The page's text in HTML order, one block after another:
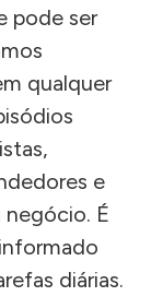
pode ser
qualquer
e
negócio. É
diárias.